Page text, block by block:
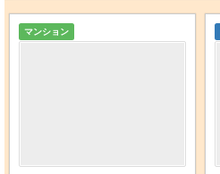
マンション